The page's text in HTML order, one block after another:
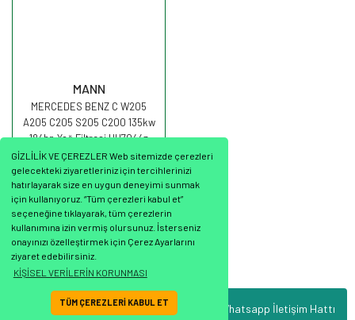
GİZLİLİK VE ÇEREZLER Web sitemizde çerezleri
gelecekteki ziyaretleriniz için tercihlerinizi
hatırlayarak size en uygun deneyimi sunmak
için kullanıyoruz. “Tüm çerezleri kabul et”
seçeneğine tıklayarak, tüm çerezlerin
kullanımına izin vermiş olursunuz. İsterseniz
onayınızı özelleştirmek için Çerez Ayarlarını
ziyaret edebilirsiniz.
KİŞİSEL VERİLERİN KORUNMASI
TÜM ÇEREZLERİ KABUL ET Whatsapp İletişim Hattı
MANN
MERCEDES BENZ C W205
A205 C205 S205 C200 135kw
184hp Yağ Filtresi HU7044z
MANN
537,02 TL